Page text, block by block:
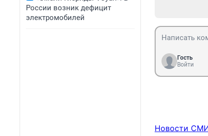
России возник дефицит
электромобилей
Гость
Войти
Новости